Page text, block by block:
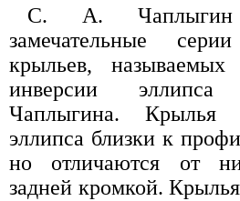
С. А. Чаплыгин
замечательные
крыльев,
инверсии
Чаплыгина. Крылья
эллипса близки к
но отличаются от
задней кромкой.